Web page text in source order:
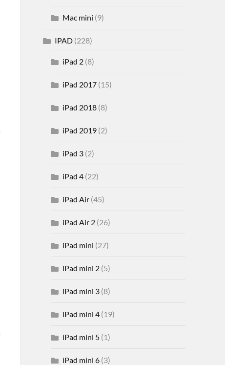
Mac mini (9)
IPAD(228)
iPad 2(8)
iPad 2017(15)
iPad 2018(8)
iPad 2019(2)
iPad 3(2)
iPad 4(22)
iPad Air(45)
iPad Air 2(26)
iPad mini (27)
iPad mini 2(5)
iPad mini 3(8)
iPad mini 4(19)
iPad mini 5(1)
iPad mini 6(3)